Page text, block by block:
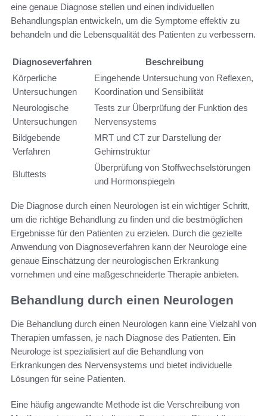
eine genaue Diagnose stellen und einen individuellen
Behandlungsplan entwickeln, um die Symptome effektiv zu
behandeln und die Lebensqualität des Patienten zu verbessern.
Diagnoseverfahren
Beschreibung
Körperliche
Untersuchungen
Eingehende Untersuchung von Reflexen,
Koordination und Sensibilität
Neurologische
Untersuchungen
Tests zur Überprüfung der Funktion des
Nervensystems
Bildgebende
Verfahren
MRT und CT zur Darstellung der
Gehirnstruktur
Bluttests
Überprüfung von Stoffwechselstörungen
und Hormonspiegeln
Die Diagnose durch einen Neurologen ist ein wichtiger Schritt,
um die richtige Behandlung zu finden und die bestmöglichen
Ergebnisse für den Patienten zu erzielen. Durch die gezielte
Anwendung von Diagnoseverfahren kann der Neurologe eine
genaue Einschätzung der neurologischen Erkrankung
vornehmen und eine maßgeschneiderte Therapie anbieten.
Behandlung durch einen Neurologen
Die Behandlung durch einen Neurologen kann eine Vielzahl von
Therapien umfassen, je nach Diagnose des Patienten. Ein
Neurologe ist spezialisiert auf die Behandlung von
Erkrankungen des Nervensystems und bietet individuelle
Lösungen für seine Patienten.
Eine häufig angewandte Methode ist die Verschreibung von